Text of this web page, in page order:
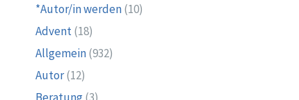
*Autor/in werden(10)
Advent(18)
Allgemein(932)
Autor(12)